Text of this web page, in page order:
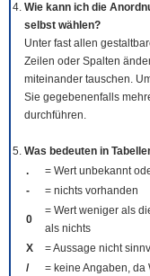
Wie kann ich die
selbst wählen?
Unter fast allen
Zeilen oder Spalten
miteinander tauschen.
Sie gegebenenfalls
durchführen.
Was bedeuten in
.
= Wert unbekannt
-
= nichts vorhanden
0
= Wert weniger als
als nichts
X
= Aussage nicht
/
= keine Angaben, da